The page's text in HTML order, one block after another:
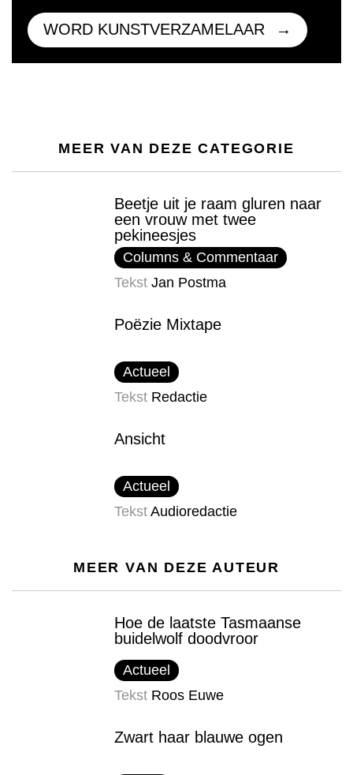
WORD KUNSTVERZAMELAAR
MEER VAN DEZE CATEGORIE
Beetje uit je raam gluren naar
een vrouw met twee
pekineesjes
Columns & Commentaar
Tekst Jan Postma
Poëzie Mixtape
Actueel
Tekst Redactie
Ansicht
Actueel
Tekst Audioredactie
MEER VAN DEZE AUTEUR
Hoe de laatste Tasmaanse
buidelwolf doodvroor
Actueel
Tekst Roos Euwe
Zwart haar blauwe ogen